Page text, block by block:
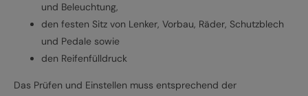
und Beleuchtung,
den festen Sitz von Lenker, Vorbau, Räder, Schutzblech
und Pedale sowie
den Reifenfülldruck
Das Prüfen und Einstellen muss entsprechend der